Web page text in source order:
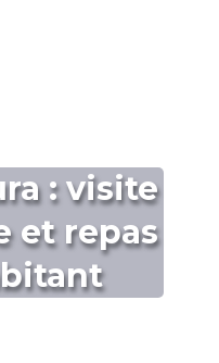
: visite
et repas